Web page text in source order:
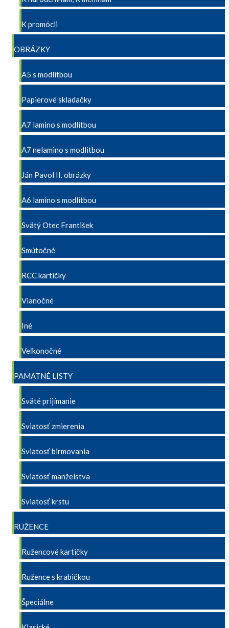
K promócii
OBRÁZKY
A5 s modlitbou
Papierové skladačky
A7 lamino s modlitbou
A7 nelamino s modlitbou
Ján Pavol II. obrázky
A6 lamino s modlitbou
Svätý Otec František
Smútočné
RCC kartičky
Vianočné
Iné
Veľkonočné
PAMATNÉ LISTY
Sväté prijímanie
Sviatosť zmierenia
Sviatosť birmovania
Sviatosť manželstva
Sviatosť krstu
RUŽENCE
Ružencové kartičky
Ružence s krabičkou
Špeciálne